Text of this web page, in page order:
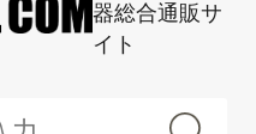
器総合通販サ
イト